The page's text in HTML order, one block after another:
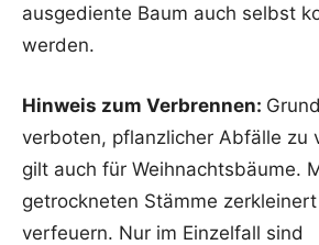
ausgediente Baum auch selbst
werden.
Hinweis zum Verbrennen:
verboten, pflanzlicher Abfälle zu
gilt auch für Weihnachtsbäume.
getrockneten Stämme
verfeuern. Nur im Einzelfall sind